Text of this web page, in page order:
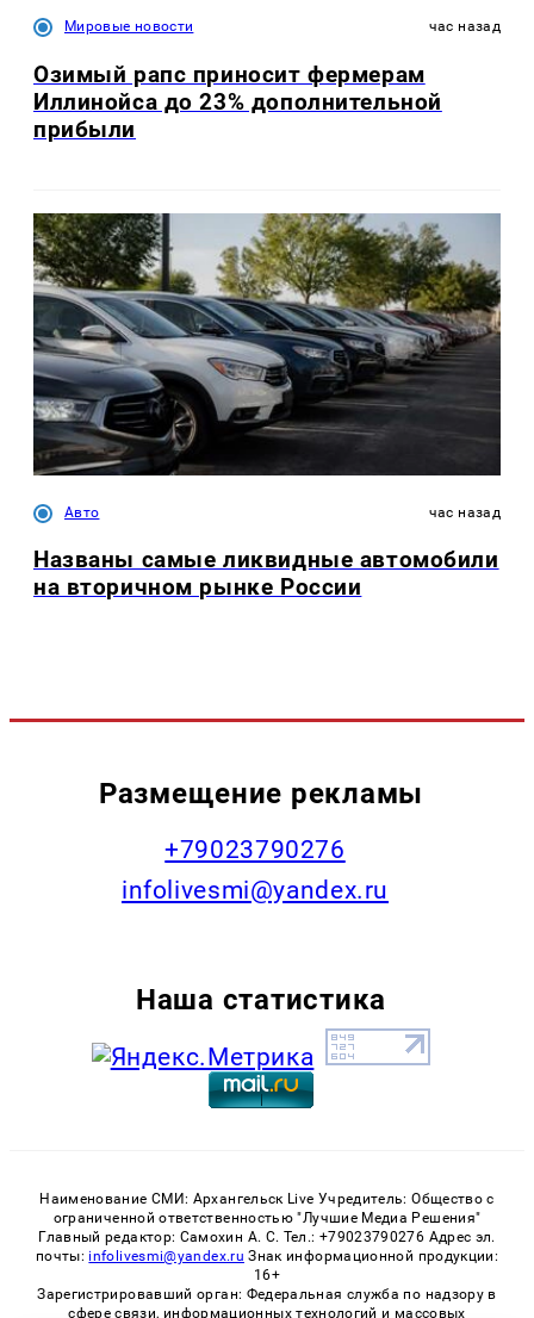
Мировые новости час назад
Озимый рапс приносит фермерам
Иллинойса до 23% дополнительной
прибыли
Авто час назад
Названы самые ликвидные автомобили
на вторичном рынке России
Размещение рекламы
+79023790276
infolivesmi@yandex.ru
Наша статистика
Наименование СМИ: Архангельск Live Учредитель: Общество с
ограниченной ответственностью "Лучшие Медиа Решения"
Главный редактор: Самохин А. С. Тел.: +79023790276 Адрес эл.
почты: infolivesmi@yandex.ru Знак информационной продукции:
16+
Зарегистрировавший орган: Федеральная служба по надзору в
сфере связи, информационных технологий и массовых